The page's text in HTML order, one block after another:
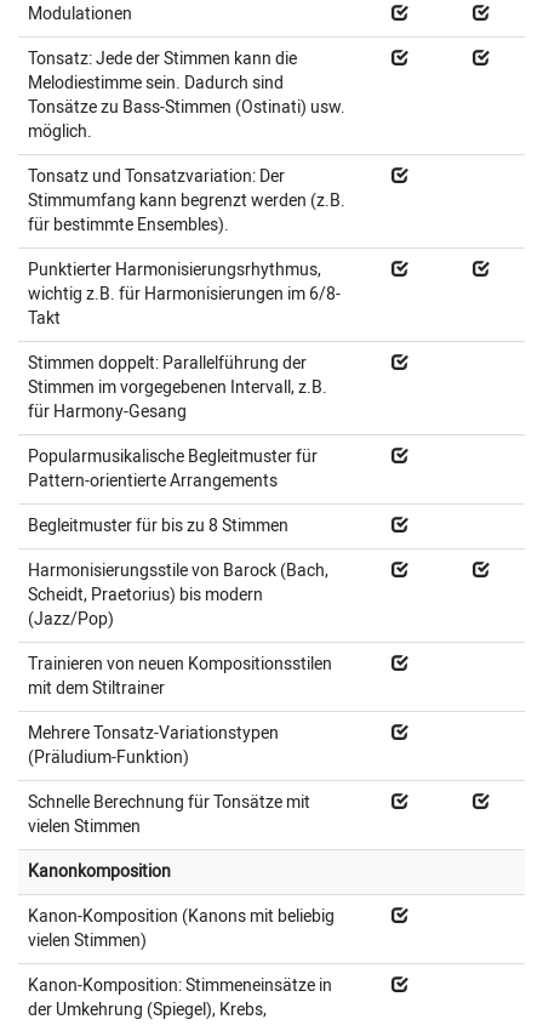
Modulationen
Tonsatz: Jede der Stimmen kann die
Melodiestimme sein. Dadurch sind
Tonsätze zu Bass-Stimmen (Ostinati) usw.
möglich.
Tonsatz und Tonsatzvariation: Der
Stimmumfang kann begrenzt werden (z.B.
für bestimmte Ensembles).
Punktierter Harmonisierungsrhythmus,
wichtig z.B. für Harmonisierungen im 6/8-
Takt
Stimmen doppelt: Parallelführung der
Stimmen im vorgegebenen Intervall, z.B.
für Harmony-Gesang
Popularmusikalische Begleitmuster für
Pattern-orientierte Arrangements
Begleitmuster für bis zu 8 Stimmen
Harmonisierungsstile von Barock (Bach,
Scheidt, Praetorius) bis modern
(Jazz/Pop)
Trainieren von neuen Kompositionsstilen
mit dem Stiltrainer
Mehrere Tonsatz-Variationstypen
(Präludium-Funktion)
Schnelle Berechnung für Tonsätze mit
vielen Stimmen
Kanonkomposition
Kanon-Komposition (Kanons mit beliebig
vielen Stimmen)
Kanon-Komposition: Stimmeneinsätze in
der Umkehrung (Spiegel), Krebs,